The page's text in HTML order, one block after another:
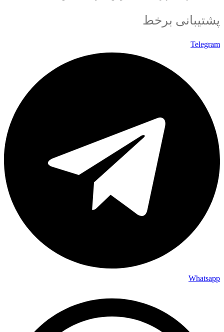
پشتیبانی برخط
Telegram
Whatsapp